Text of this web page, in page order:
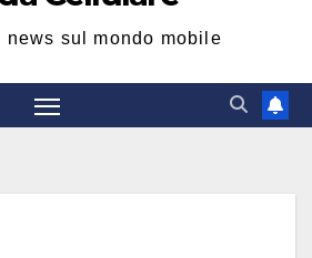
news sul mondo mobile